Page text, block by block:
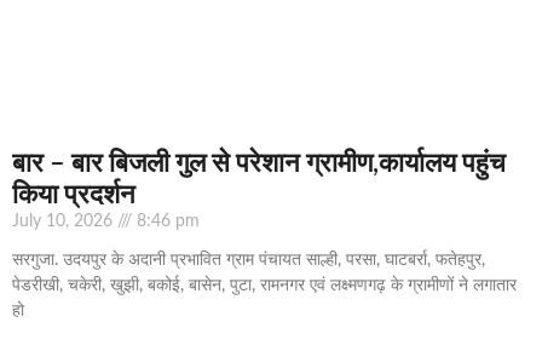
बार – बार बिजली गुल से परेशान ग्रामीण,कार्यालय पहुंच
किया प्रदर्शन
July 10, 2026 8:46 pm
सरगुजा. उदयपुर के अदानी प्रभावित ग्राम पंचायत साल्ही, परसा, घाटबर्रा, फतेहपुर,
पेडरीखी, चकेरी, खुझी, बकोई, बासेन, पुटा, रामनगर एवं लक्ष्मणगढ़ के ग्रामीणों ने लगातार
हो